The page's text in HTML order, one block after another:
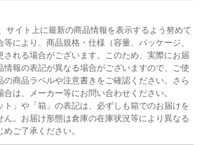
サイト上に最新の商品情報を表示するよう努めて
により、商品規格・仕様（容量、パッケージ、
される場合がございます。このため、実際にお届
情報の表記が異なる場合がございますので、ご使
の商品ラベルや注意書きをご確認ください。さら
は、メーカー等にお問い合わせください。
ト」や「箱」の表記は、必ずしも箱でのお届けを
ん。お届け形態は倉庫の在庫状況等により異なる
ご了承ください。